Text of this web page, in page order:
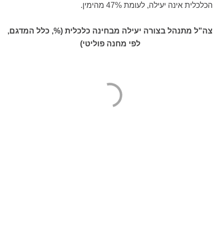
הכלכלית אינה יעילה, לעומת 47% מהימין.
צה"ל מתנהל בצורה יעילה מבחינה כלכלית (%, כלל המדגם,
לפי מחנה פוליטי)